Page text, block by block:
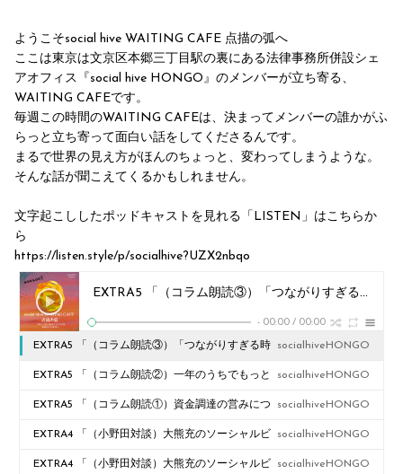
ようこそsocial hive WAITING CAFE 点描の弧へ
ここは東京は文京区本郷三丁目駅の裏にある法律事務所併設シェ
アオフィス『social hive HONGO』のメンバーが立ち寄る、
WAITING CAFEです。
毎週この時間のWAITING CAFEは、決まってメンバーの誰かがふ
らっと立ち寄って面白い話をしてくださるんです。
まるで世界の見え方がほんのちょっと、変わってしまうような。
そんな話が聞こえてくるかもしれません。
文字起こししたポッドキャストを見れる「LISTEN」はこちらか
ら
https://listen.style/p/socialhive?UZX2nbqo
EXTRA5 「（コラム朗読③）「つながりすぎる時代への処方箋」（ゲスト：NPO法人PIECES 斎 典道）
- 00:00 / 00:00
EXTRA5 「（コラム朗読③）「つながりすぎる時
代への処方箋」（ゲスト：NPO法人PIECES 斎 典
道）
socialhiveHONGO
EXTRA5 「（コラム朗読②）一年のうちでもっと
も頭を悩ます「採用」の話と、NPOの功罪の話」
（ゲスト：NPO法人PIECES 斎 典道）
socialhiveHONGO
EXTRA5 「（コラム朗読①）資金調達の営みにつ
いてのモヤモヤ」（ゲスト：NPO法人PIECES 斎
典道）
socialhiveHONGO
EXTRA4 「（小野田対談）大熊充のソーシャルビ
ジネスがなぜ本質的で、本物かについて③」（ゲ
socialhiveHONGO
EXTRA4 「（小野田対談）大熊充のソーシャルビ socialhiveHONGO